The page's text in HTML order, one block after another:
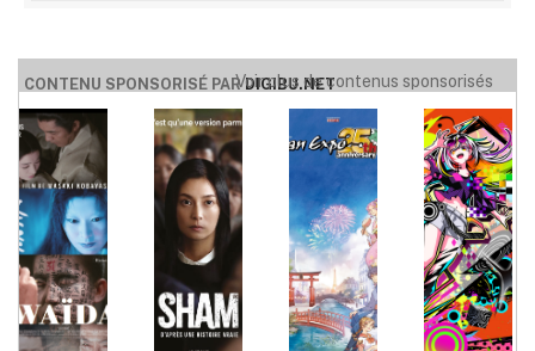
CONTENU SPONSORISÉ PARDIGIBU.NET
Voir plus de contenus sponsorisés